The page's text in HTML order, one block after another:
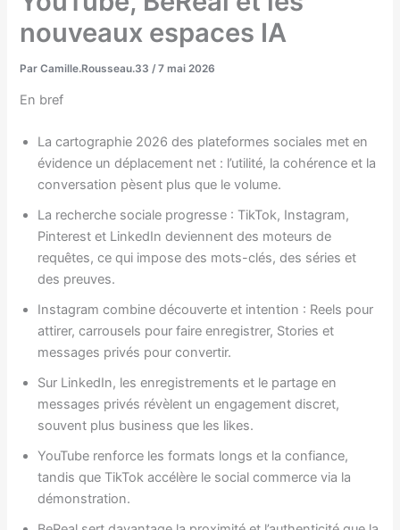
nouveaux espaces IA
ParCamille.Rousseau.33 /7 mai 2026
En bref
La cartographie 2026 des plateformes sociales met en
évidence un déplacement net : l’utilité, la cohérence et la
conversation pèsent plus que le volume.
La recherche sociale progresse : TikTok, Instagram,
Pinterest et LinkedIn deviennent des moteurs de
requêtes, ce qui impose des mots-clés, des séries et
des preuves.
Instagram combine découverte et intention : Reels pour
attirer, carrousels pour faire enregistrer, Stories et
messages privés pour convertir.
Sur LinkedIn, les enregistrements et le partage en
messages privés révèlent un engagement discret,
souvent plus business que les likes.
YouTube renforce les formats longs et la confiance,
tandis que TikTok accélère le social commerce via la
démonstration.